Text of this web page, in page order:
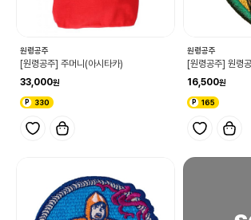
원령공주
[원령공주] 주머니(아시타카)
33,000
330
원령공주
[원령공주] 원령
16,500
165